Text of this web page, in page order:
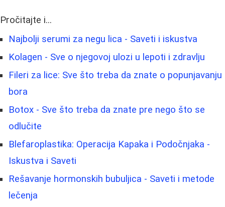
Pročitajte i...
Najbolji serumi za negu lica - Saveti i iskustva
Kolagen - Sve o njegovoj ulozi u lepoti i zdravlju
Fileri za lice: Sve što treba da znate o popunjavanju
bora
Botox - Sve što treba da znate pre nego što se
odlučite
Blefaroplastika: Operacija Kapaka i Podočnjaka -
Iskustva i Saveti
Rešavanje hormonskih bubuljica - Saveti i metode
lečenja